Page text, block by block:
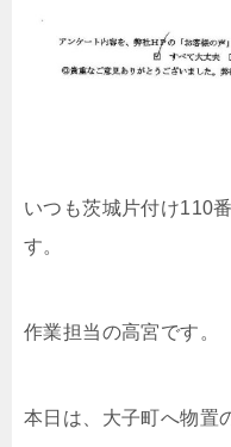
いつも茨城片付け110
す。
作業担当の高宮です。
本日は、大子町へ物置